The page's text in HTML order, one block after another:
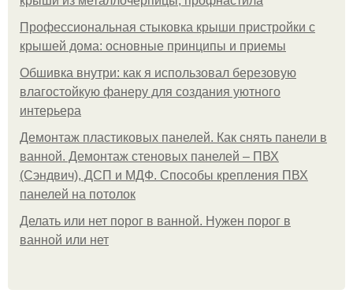
Профессиональная стыковка крыши пристройки с
крышей дома: основные принципы и приемы
Обшивка внутри: как я использовал березовую
влагостойкую фанеру для создания уютного
интерьера
Демонтаж пластиковых панелей. Как снять панели в
ванной. Демонтаж стеновых панелей – ПВХ
(Сэндвич), ДСП и МДФ. Способы крепления ПВХ
панелей на потолок
Делать или нет порог в ванной. Нужен порог в
ванной или нет